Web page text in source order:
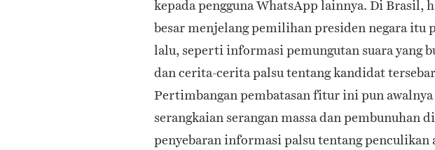
kepada pengguna WhatsApp lainnya. Di Brasil,
besar menjelang pemilihan presiden negara itu
lalu, seperti informasi pemungutan suara yang
dan cerita-cerita palsu tentang kandidat
Pertimbangan pembatasan fitur ini pun
serangkaian serangan massa dan pembunuhan
penyebaran informasi palsu tentang penculikan